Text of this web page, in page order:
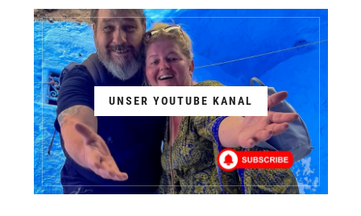
UNSER YOUTUBE KANAL